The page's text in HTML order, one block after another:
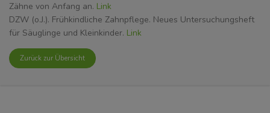
Zurück zur Übersicht
Zähne von Anfang an. Link
DZW (o.J.). Frühkindliche Zahnpflege. Neues Untersuchungsheft
für Säuglinge und Kleinkinder. Link